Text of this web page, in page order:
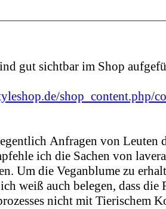
gut sichtbar im Shop
shop_content.php/
Anfragen von Leuten
ich die Sachen von
Um die Veganblume zu
weiß auch belegen, dass die
nicht mit Tierischem